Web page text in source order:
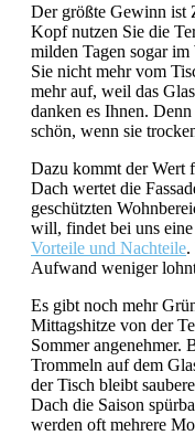
Der größte Gewinn ist
Kopf nutzen Sie die
milden Tagen sogar
Sie nicht mehr vom
mehr auf, weil das
danken es Ihnen.
schön, wenn sie
Dazu kommt der Wert
Dach wertet die
geschützten
will, findet bei uns
Vorteile und Nachteile.
Aufwand weniger
Es gibt noch mehr
Mittagshitze von der
Sommer angenehmer.
Trommeln auf dem
der Tisch bleibt
Dach die Saison
werden oft mehrere